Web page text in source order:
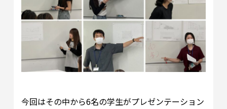
今回はその中から6名の学生がプレゼンテーション